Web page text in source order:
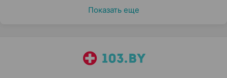
Показать еще